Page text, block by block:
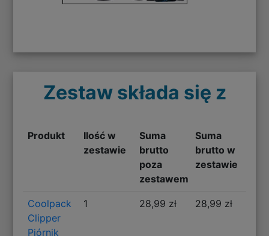
Zestaw składa się z
Produkt
Ilość w
zestawie
Suma
brutto
poza
zestawem
Suma
brutto w
zestawie
Coolpack
Clipper
Piórnik
1 28,99 zł 28,99 zł